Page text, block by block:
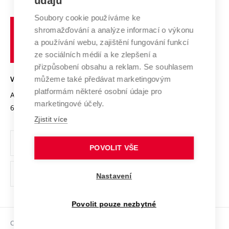
Systém zajišťování kvality výzkumu
Výzkumné infrastruktury
Transfer znalostí
Open Science
Projekty
Projekty ze strukturálních fondů
Specifický výzkum
Spolupráce se školami
Mezinárodní dohody
Univerzitní sítě
Profil univerzity
Udržitelná univerzita
Podnikavá univerzita / ContriBUTe
Bezpečná univerzita
Vyznamenání
Organizační struktura
Ochrana osobních údajů
odkaz)
Sociální bezpečí
učení
technické
Brně
VYSOKÉ UČENÍ TECHNICKÉ V BRNĚ
Antonínská 548/1
602 00 Brno
www.vut.cz
vut@vutbr.cz
Copyright © 2026 VUT
Soubory cookie používáme ke
shromažďování a analýze informací o výkonu
a používání webu, zajištění fungování funkcí
ze sociálních médií a ke zlepšení a
přizpůsobení obsahu a reklam. Se souhlasem
můžeme také předávat marketingovým
platformám některé osobní údaje pro
marketingové účely.
Zjistit více
POVOLIT VŠE
Nastavení
Povolit pouze nezbytné